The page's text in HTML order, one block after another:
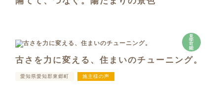
見
学
可
能
古さを力に変える、住まいのチューニング。
愛知県愛知郡東郷町 施主様の声